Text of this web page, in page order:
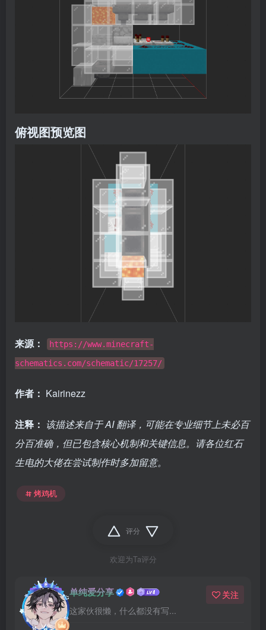
俯视图预览图
来源：
https://www.minecraft-
schematics.com/schematic/17257/
作者： Kairinezz
注释： 该描述来自于 AI 翻译，可能在专业细节上未必百
分百准确，但已包含核心机制和关键信息。请各位红石
生电的大佬在尝试制作时多加留意。
烤鸡机
评分
欢迎为Ta评分
单纯爱分享
这家伙很懒，什么都没有写...
关注